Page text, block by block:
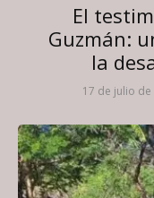
El
Guzmán:
la
17 de julio de